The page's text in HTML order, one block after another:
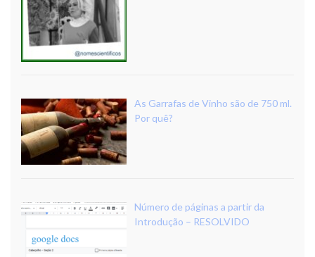
As Garrafas de Vinho são de 750 ml.
Por quê?
Número de páginas a partir da
Introdução – RESOLVIDO